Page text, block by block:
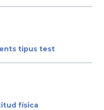
tipus test
física